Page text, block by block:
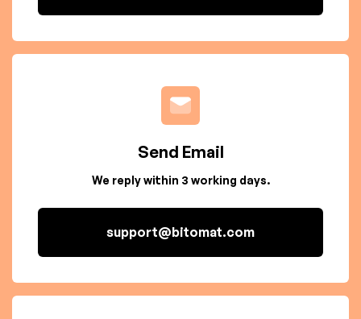
Send Email
We reply within 3 working days.
support@bitomat.com